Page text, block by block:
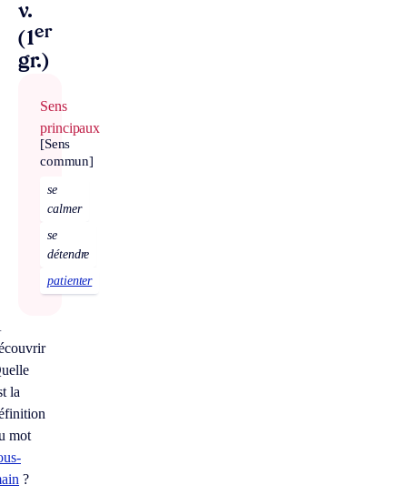
v.
(1er
gr.)
Sens
principaux
[Sens
commun]
se
calmer
se
détendre
patienter
la
mot
?